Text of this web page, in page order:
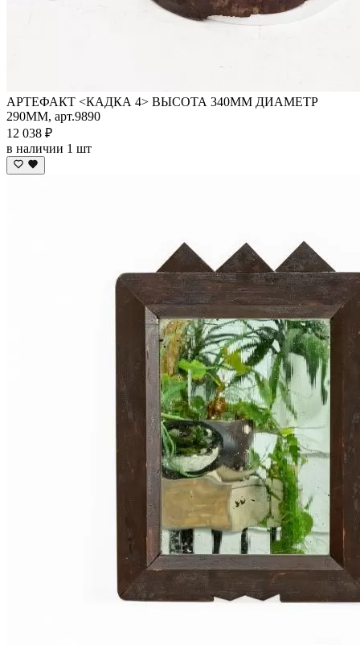
АРТЕФАКТ <КАДКА 4> ВЫСОТА 340ММ ДИАМЕТР
290ММ, арт.9890
12 038 ₽
в наличии 1 шт